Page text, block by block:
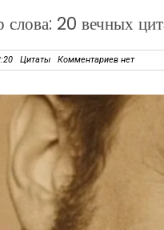
слова: 20 вечных
Цитаты Комментариев нет